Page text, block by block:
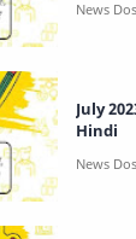
July
Hindi